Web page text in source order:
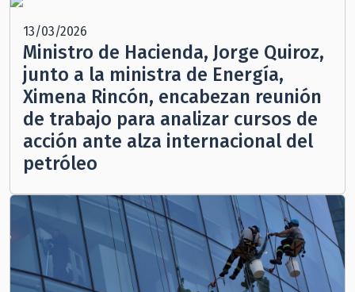
13/03/2026
Ministro de Hacienda, Jorge Quiroz,
junto a la ministra de Energía,
Ximena Rincón, encabezan reunión
de trabajo para analizar cursos de
acción ante alza internacional del
petróleo